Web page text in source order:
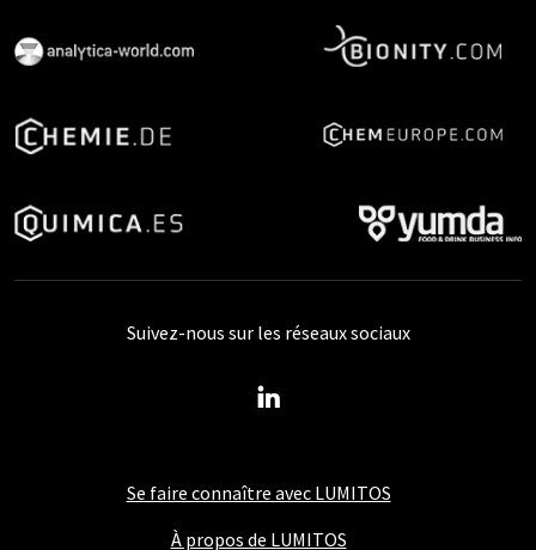
Se faire connaître avec LUMITOS
À propos de LUMITOS
Suivez-nous sur les réseaux sociaux